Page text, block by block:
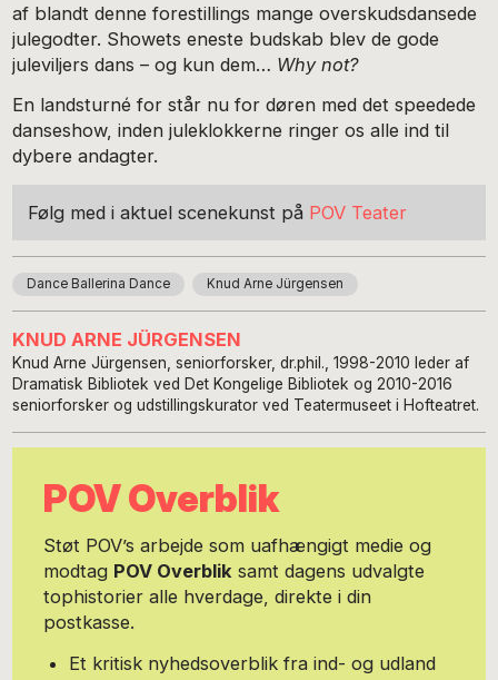
af blandt denne forestillings mange overskudsdansede
julegodter. Showets eneste budskab blev de gode
juleviljers dans – og kun dem… Why not?
En landsturné for står nu for døren med det speedede
danseshow, inden juleklokkerne ringer os alle ind til
dybere andagter.
Følg med i aktuel scenekunst på POV Teater
Dance Ballerina Dance Knud Arne Jürgensen
KNUD ARNE JÜRGENSEN
Knud Arne Jürgensen, seniorforsker, dr.phil., 1998-2010 leder af
Dramatisk Bibliotek ved Det Kongelige Bibliotek og 2010-2016
seniorforsker og udstillingskurator ved Teatermuseet i Hofteatret.
POV Overblik
Støt POV’s arbejde som uafhængigt medie og
modtag POV Overbliksamt dagens udvalgte
tophistorier alle hverdage, direkte i din
postkasse.
Et kritisk nyhedsoverblik fra ind- og udland